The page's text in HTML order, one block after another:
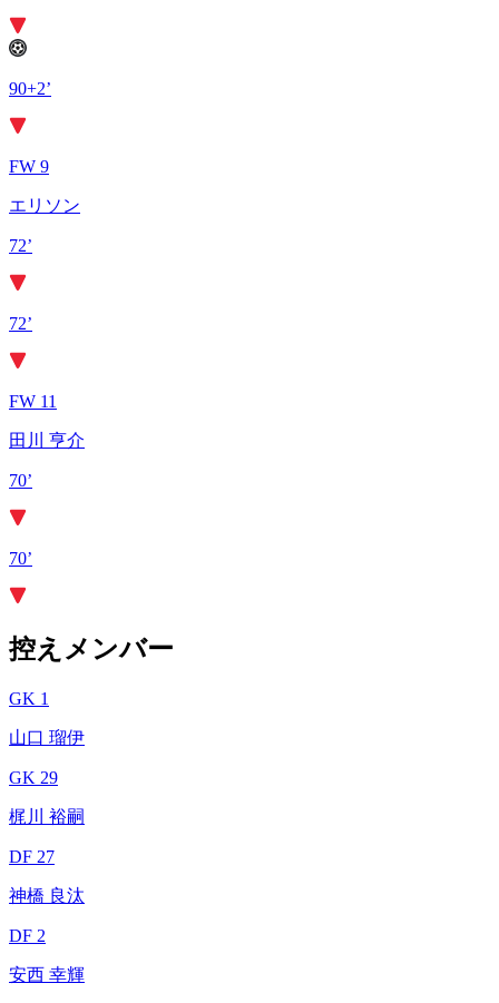
90+2’
FW 9
エリソン
72’
72’
FW 11
田川 亨介
70’
70’
控えメンバー
GK 1
山口 瑠伊
GK 29
梶川 裕嗣
DF 27
神橋 良汰
DF 2
安西 幸輝